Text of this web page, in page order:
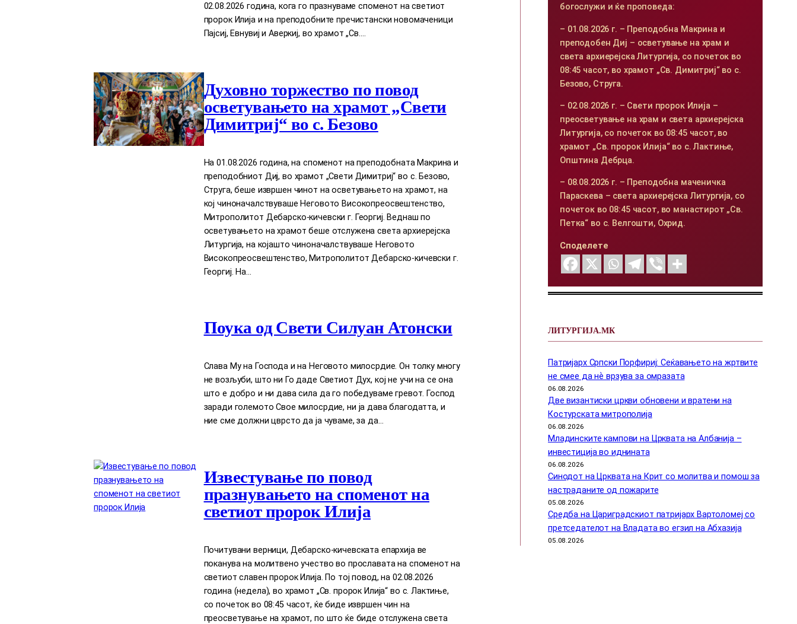
02.08.2026 година, кога го празнуваме споменот на светиот
пророк Илија и на преподобните пречистански новомаченици
Пајсиј, Евнувиј и Аверкиј, во храмот „Св.…
Духовно торжество по повод
осветувањето на храмот „Свети
Димитриј“ во с. Безово
На 01.08.2026 година, на споменот на преподобната Макрина и
преподобниот Диј, во храмот „Свети Димитриј“ во с. Безово,
Струга, беше извршен чинот на осветувањето на храмот, на
кој чиноначалствуваше Неговото Високопреосвештенство,
Митрополитот Дебарско-кичевски г. Георгиј. Веднаш по
осветувањето на храмот беше отслужена света архиерејска
Литургија, на којашто чиноначалствуваше Неговото
Високопреосвештенство, Митрополитот Дебарско-кичевски г.
Георгиј. На…
Поука од Свети Силуан Атонски
Слава Му на Господа и на Неговото милосрдие. Он толку многу
нe возљуби, што ни Го даде Светиот Дух, кој нe учи на сe она
што е добро и ни дава сила да го победуваме гревот. Господ
заради големото Свое милосрдие, ни ја дава благодатта, и
ние сме должни цврсто да ја чуваме, за да…
Известување по повод
празнувањето на споменот на
светиот пророк Илија
Почитувани верници, Дебарско-кичевската епархија ве
поканува на молитвено учество во прославата на споменот на
светиот славен пророк Илија. По тој повод, на 02.08.2026
година (недела), во храмот „Св. пророк Илија“ во с. Лактиње,
со почеток во 08:45 часот, ќе биде извршен чин на
преосветување на храмот, по што ќе биде отслужена света
богослужи и ќе проповеда:
– 01.08.2026 г. – Преподобна Макрина и
преподобен Диј – осветување на храм и
света архиерејска Литургија, со почеток во
08:45 часот, во храмот „Св. Димитриј“ во с.
Безово, Струга.
– 02.08.2026 г. – Свети пророк Илија –
преосветување на храм и света архиерејска
Литургија, со почеток во 08:45 часот, во
храмот „Св. пророк Илија“ во с. Лактиње,
Општина Дебрца.
– 08.08.2026 г. – Преподобна маченичка
Параскева – света архиерејска Литургија, со
почеток во 08:45 часот, во манастирот „Св.
Петка“ во с. Велгошти, Охрид.
Споделете
ЛИТУРГИЈА.МК
Патријарх Српски Порфириј: Сеќавањето на жртвите
не смее да нѐ врзува за омразата
06.08.2026
Две византиски цркви обновени и вратени на
Костурската митрополија
06.08.2026
Младинските кампови на Црквата на Албанија –
инвестиција во иднината
06.08.2026
Синодот на Црквата на Крит со молитва и помош за
настраданите од пожарите
05.08.2026
Средба на Цариградскиот патријарх Вартоломеј со
претседателот на Владата во егзил на Абхазија
05.08.2026